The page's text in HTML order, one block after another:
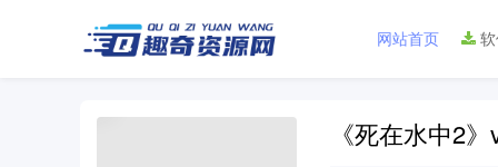
网站首页
《死在水中2